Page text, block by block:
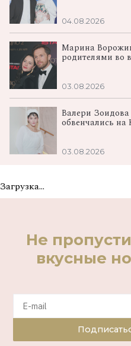
04.08.2026
Марина
родителями во
03.08.2026
Валери
обвенчались на
03.08.2026
Загрузка...
Не
вкусные